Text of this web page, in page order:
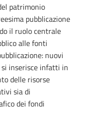
patrimonio
pubblicazione
il ruolo centrale
alle fonti
nuovi
inserisce infatti in
delle risorse
sia di
dei fondi